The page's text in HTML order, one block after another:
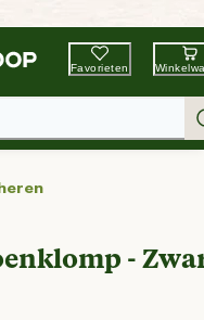
Tuin & Dier
Favorieten
-